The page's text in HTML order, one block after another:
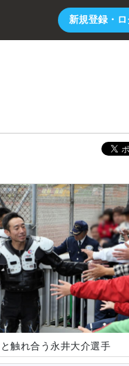
新規登録・
触れ合う永井大介選手